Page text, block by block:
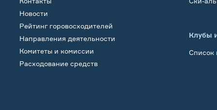
Новости
Рейтинг горовосходителей
Направления деятельности
Комитеты и комиссии
Расходование средств
Клубы
Список